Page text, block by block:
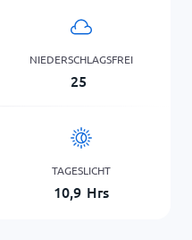
NIEDERSCHLAGSFREI
25
TAGESLICHT
10,9 Hrs